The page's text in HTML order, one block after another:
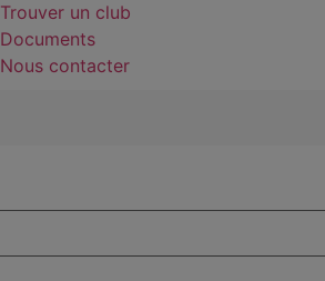
Trouver un club
Documents
Nous contacter